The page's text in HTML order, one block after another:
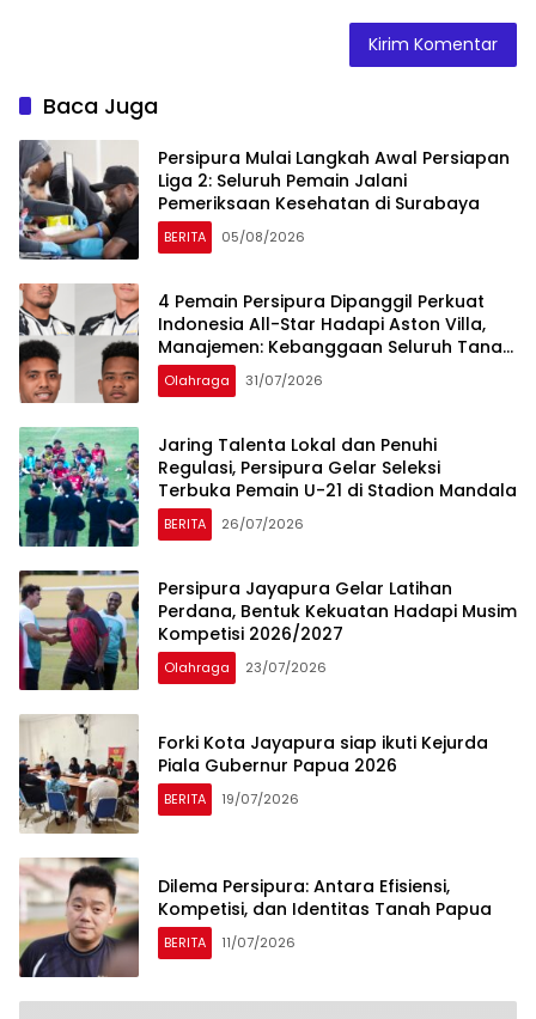
Baca Juga
Persipura Mulai Langkah Awal Persiapan
Liga 2: Seluruh Pemain Jalani
Pemeriksaan Kesehatan di Surabaya
BERITA 05/08/2026
4 Pemain Persipura Dipanggil Perkuat
Indonesia All-Star Hadapi Aston Villa,
Manajemen: Kebanggaan Seluruh Tanah
Papua
Olahraga 31/07/2026
Jaring Talenta Lokal dan Penuhi
Regulasi, Persipura Gelar Seleksi
Terbuka Pemain U-21 di Stadion Mandala
BERITA 26/07/2026
Persipura Jayapura Gelar Latihan
Perdana, Bentuk Kekuatan Hadapi Musim
Kompetisi 2026/2027
Olahraga 23/07/2026
‎Forki Kota Jayapura siap ikuti Kejurda
Piala Gubernur Papua 2026
BERITA 19/07/2026
Dilema Persipura: Antara Efisiensi,
Kompetisi, dan Identitas Tanah Papua
BERITA 11/07/2026